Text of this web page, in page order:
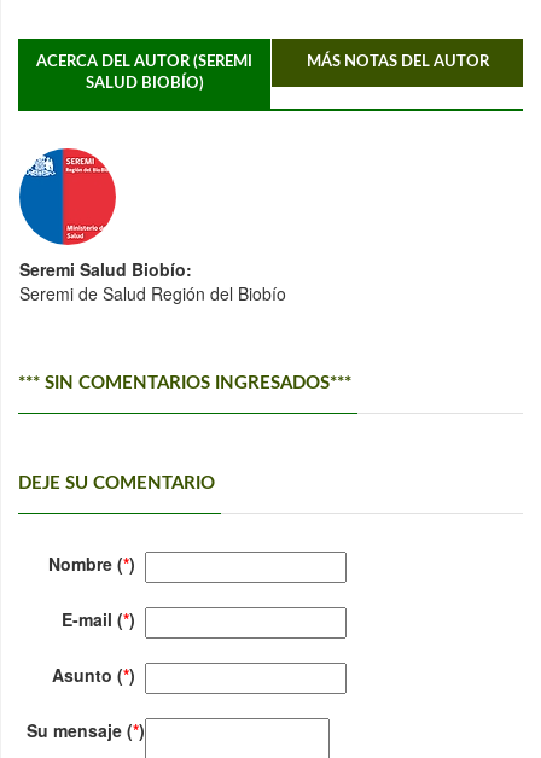
ACERCA DEL AUTOR (SEREMI
SALUD BIOBÍO)
MÁS NOTAS DEL AUTOR
Seremi Salud Biobío:
Seremi de Salud Región del Biobío
*** SIN COMENTARIOS INGRESADOS***
DEJE SU COMENTARIO
Nombre (*)
E-mail (*)
Asunto (*)
Su mensaje (*)